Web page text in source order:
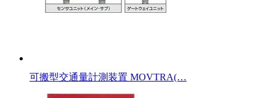
可搬型交通量計測装置 MOVTRA(…